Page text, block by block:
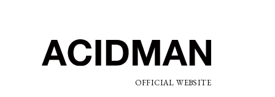
OFFICIAL WEBSITE